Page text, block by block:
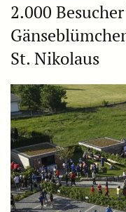
2.000
St. Nikolaus